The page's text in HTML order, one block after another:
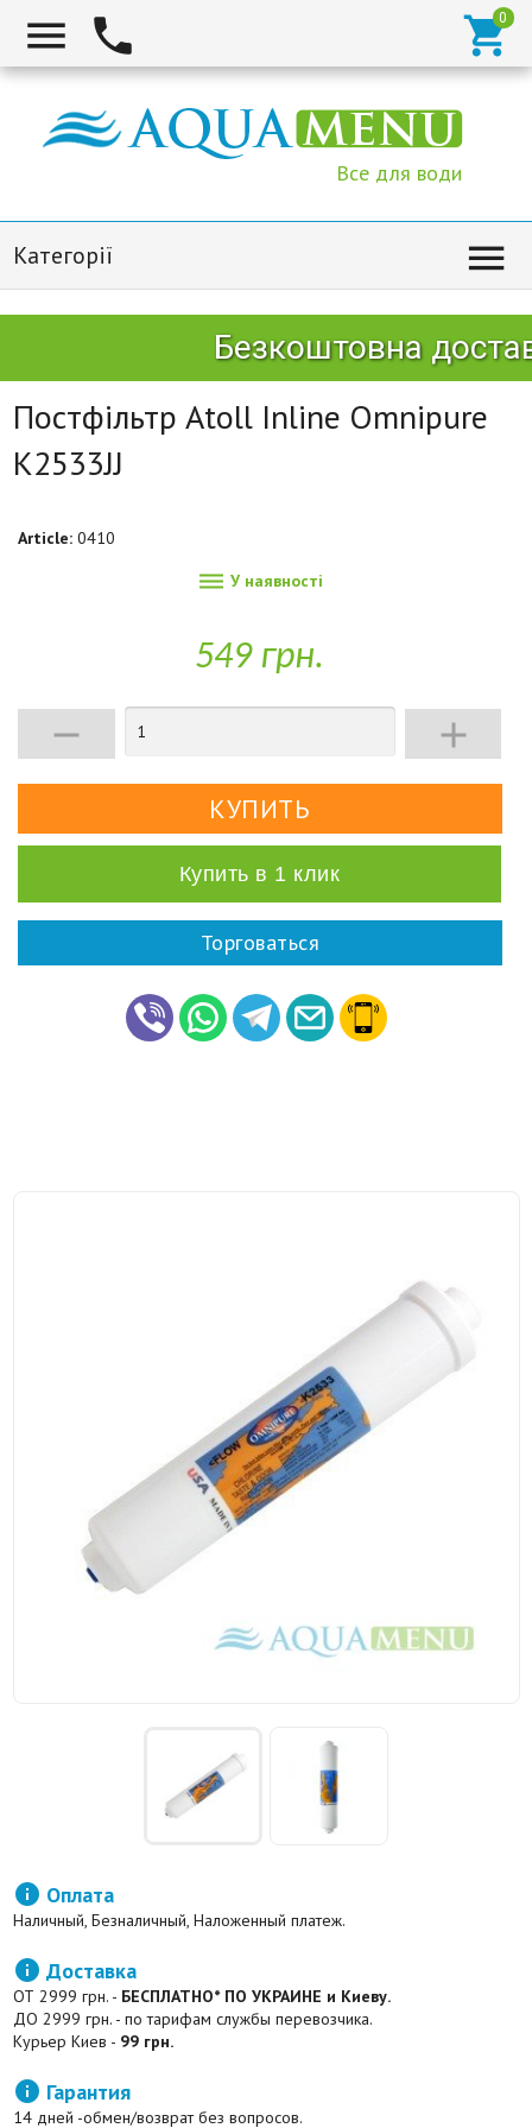
  
Все для води
Категорії 
Безкоштовна
Постфільтр Atoll Inline Omnipure
K2533JJ
Article: 0410
 У наявності
549 грн.
 
Купить в 1 клик
Торговаться
 Оплата
Наличный, Безналичный, Наложенный платеж.
 Доставка
ОТ 2999 грн. - БЕСПЛАТНО* ПО УКРАИНЕ и Киеву.
ДО 2999 грн. - по тарифам службы перевозчика.
Курьер Киев - 99 грн.
 Гарантия
14 дней -обмен/возврат без вопросов.